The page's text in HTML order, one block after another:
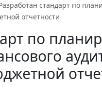
стандарт по
отчетности
по